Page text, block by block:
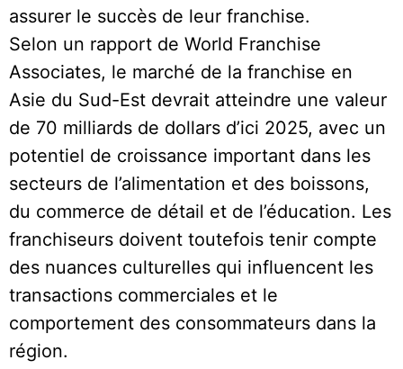
assurer le succès de leur franchise.
Selon un rapport de World Franchise
Associates, le marché de la franchise en
Asie du Sud-Est devrait atteindre une valeur
de 70 milliards de dollars d’ici 2025, avec un
potentiel de croissance important dans les
secteurs de l’alimentation et des boissons,
du commerce de détail et de l’éducation. Les
franchiseurs doivent toutefois tenir compte
des nuances culturelles qui influencent les
transactions commerciales et le
comportement des consommateurs dans la
région.